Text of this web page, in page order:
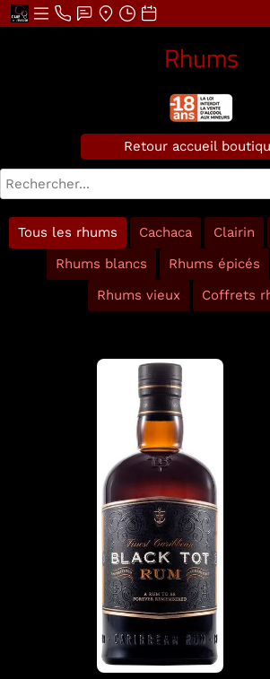
Rhums
Retour accueil
Tous les rhums Cachaca Clairin
Rhums blancs
Rhums épicés
Rhums vieux
Coffrets